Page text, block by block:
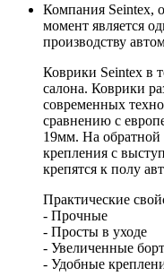
Компания Seintex,
момент является
производству
Коврики Seintex в
салона. Коврики
современных
сравнению с
19мм. На обратной
крепления с
крепятся к полу
Практические
- Прочные
- Просты в уходе
- Увеличенные
- Удобные